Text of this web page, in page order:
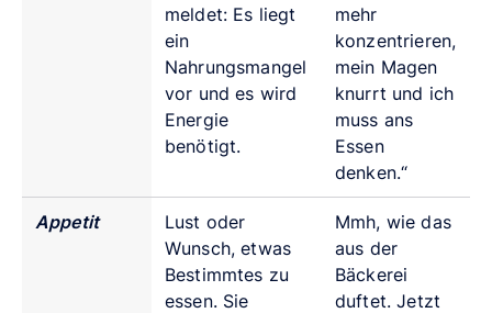
meldet: Es liegt
ein
Nahrungsmangel
vor und es wird
Energie
benötigt.
mehr
konzentrieren,
mein Magen
knurrt und ich
muss ans
Essen
denken.“
Appetit
Lust oder
Wunsch, etwas
Bestimmtes zu
essen. Sie
Mmh, wie das
aus der
Bäckerei
duftet. Jetzt